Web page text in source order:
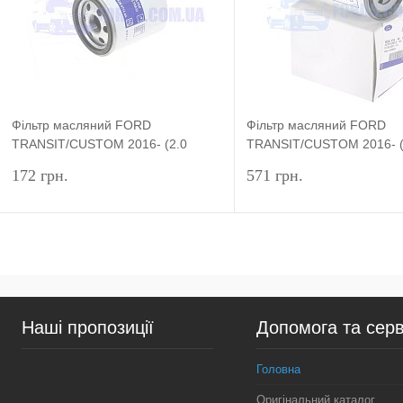
У вибране У наявності У вибране У
Фільтр масляний FORD
TRANSIT/CUSTOM 2016- (2.0
172 грн.
Купити в 1 клік Порівняння
У вибране Недоступно
Фільтр масляний FORD
TRANSIT/CUSTOM 2016-
571 грн.
Купити в 1 клік
У вибране
Наші пропозиції Допомога та
Головна
Оригінальний каталог